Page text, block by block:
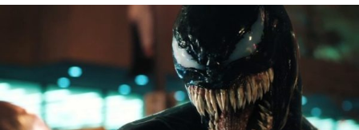
CULTURIZANDO.COM